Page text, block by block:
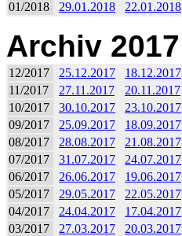
01/2018
29.01.2018 22.01.2018
Archiv 2017
12/2017 25.12.2017 18.12.2017
11/2017
27.11.2017 20.11.2017
10/2017
30.10.2017 23.10.2017
09/2017
25.09.2017 18.09.2017
08/2017
28.08.2017 21.08.2017
07/2017
31.07.2017 24.07.2017
06/2017
26.06.2017 19.06.2017
05/2017
29.05.2017 22.05.2017
04/2017
24.04.2017 17.04.2017
03/2017
27.03.2017 20.03.2017